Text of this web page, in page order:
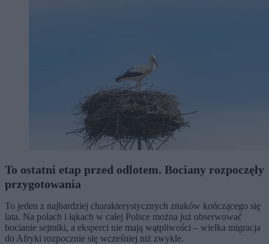
To ostatni etap przed odlotem. Bociany rozpoczęły
przygotowania
To jeden z najbardziej charakterystycznych znaków kończącego się
lata. Na polach i łąkach w całej Polsce można już obserwować
bocianie sejmiki, a eksperci nie mają wątpliwości – wielka migracja
do Afryki rozpocznie się wcześniej niż zwykle.